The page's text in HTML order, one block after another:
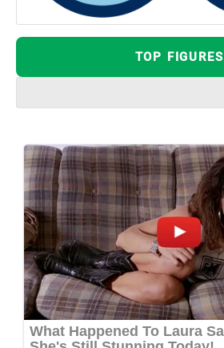
TOP FIGURES